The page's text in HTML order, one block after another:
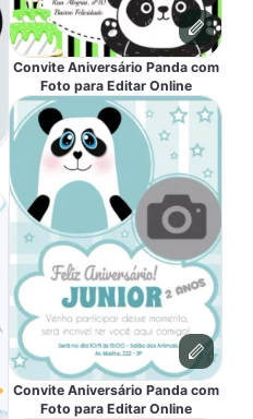
Convite Aniversário Panda com
Foto para Editar Online
Convite Aniversário Panda com
Foto para Editar Online